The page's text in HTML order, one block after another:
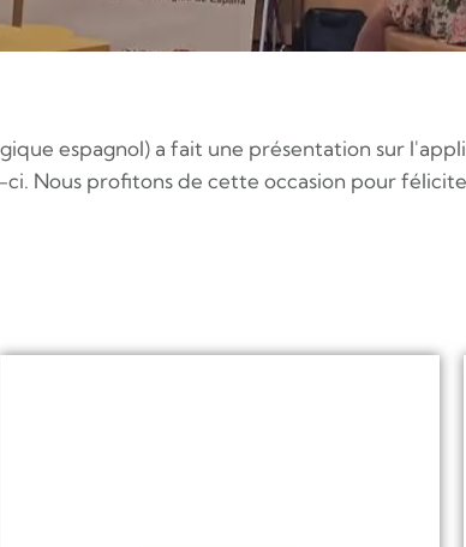
espagnol) a fait une présentation sur
Nous profitons de cette occasion pour